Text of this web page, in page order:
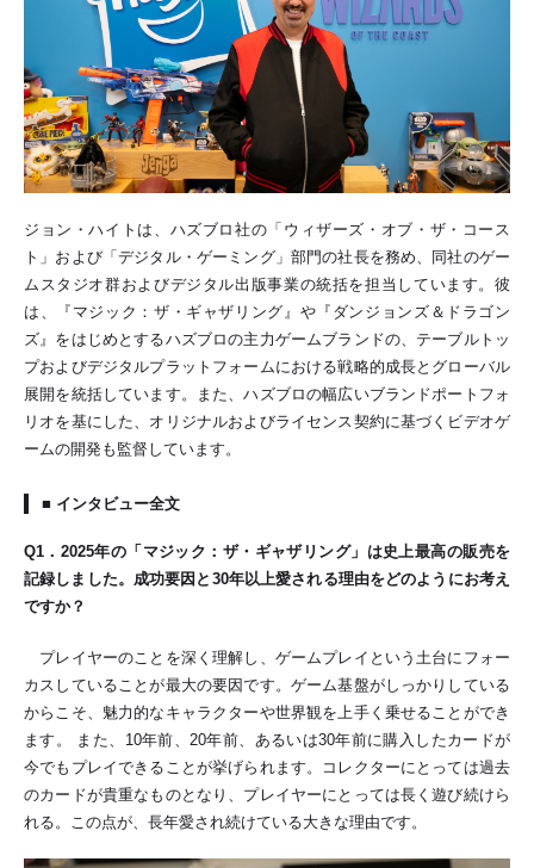
ジョン・ハイトは、ハズブロ社の「ウィザーズ・オブ・ザ・コース
ト」および「デジタル・ゲーミング」部門の社長を務め、同社のゲー
ムスタジオ群およびデジタル出版事業の統括を担当しています。彼
は、『マジック：ザ・ギャザリング』や『ダンジョンズ＆ドラゴン
ズ』をはじめとするハズブロの主力ゲームブランドの、テーブルトッ
プおよびデジタルプラットフォームにおける戦略的成長とグローバル
展開を統括しています。また、ハズブロの幅広いブランドポートフォ
リオを基にした、オリジナルおよびライセンス契約に基づくビデオゲ
ームの開発も監督しています。
■ インタビュー全文
Q1 ．2025年の「マジック：ザ・ギャザリング」は史上最高の販売を
記録しました。成功要因と30年以上愛される理由をどのようにお考え
ですか？
プレイヤーのことを深く理解し、ゲームプレイという土台にフォー
カスしていることが最大の要因です。ゲーム基盤がしっかりしている
からこそ、魅力的なキャラクターや世界観を上手く乗せることができ
ます。 また、10年前、20年前、あるいは30年前に購入したカードが
今でもプレイできることが挙げられます。コレクターにとっては過去
のカードが貴重なものとなり、プレイヤーにとっては長く遊び続けら
れる。この点が、長年愛され続けている大きな理由です。